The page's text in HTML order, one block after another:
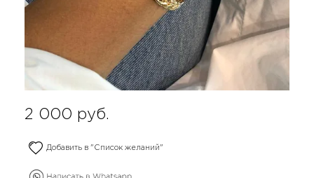
2 000 руб.
Добавить в "Список желаний"